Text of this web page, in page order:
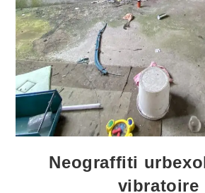
Neograffiti
vibratoire